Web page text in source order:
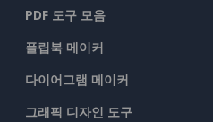
PDF 도구 모음
플립북 메이커
다이어그램 메이커
그래픽 디자인 도구